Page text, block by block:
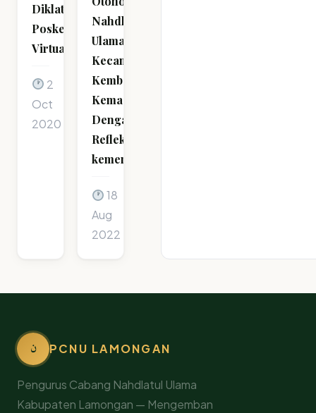
Diklat
Poskestren
Virtual
2
Oct
2020
Nahdlatul
Ulama
Kecamatan
Kembangbahu
Kemas
Dengan
Refleksi
kemerdekaan
18
Aug
2022
ن PCNU LAMONGAN
Pengurus Cabang Nahdlatul Ulama
Kabupaten Lamongan — Mengemban